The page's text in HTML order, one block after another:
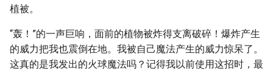
植被。
“轰！”的一声巨响，面前的植物被炸得支离破碎！爆炸产生
的威力把我也震倒在地。我被自己魔法产生的威力惊呆了。
这真的是我发出的火球魔法吗？记得我以前使用这招时，最